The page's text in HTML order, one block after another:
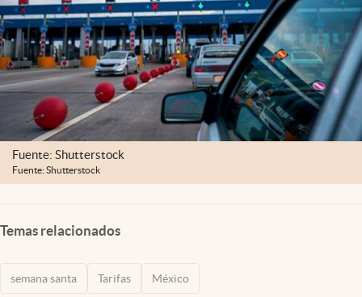
México
Fuente: Shutterstock
Fuente: Shutterstock
Temas relacionados
semana santa Tarifas México